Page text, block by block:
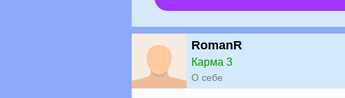
RomanR
Карма 3
О себе